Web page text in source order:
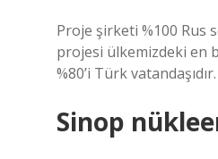
Proje şirketi %100 Rus
projesi ülkemizdeki en
%80’i Türk vatandaşıdır.
Sinop